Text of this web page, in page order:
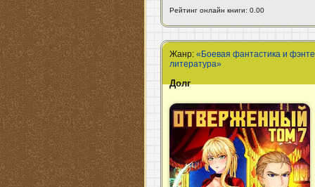
Рейтинг онлайн книги: 0.00
Жанр:«Боевая фантастика и
литература»
Долг